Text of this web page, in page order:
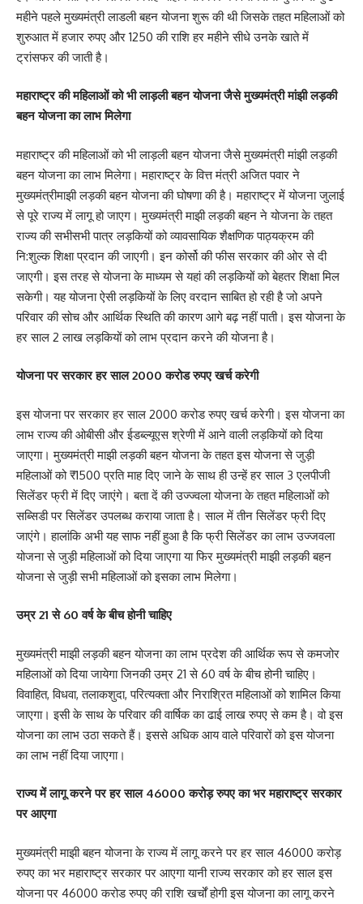
महीने पहले मुख्यमंत्री लाडली बहन योजना शुरू की थी जिसके तहत महिलाओं को
शुरुआत में हजार रुपए और 1250 की राशि हर महीने सीधे उनके खाते में
ट्रांसफर की जाती है।
महाराष्ट्र की महिलाओं को भी लाड़ली बहन योजना जैसे मुख्यमंत्री मांझी लड़की
बहन योजना का लाभ मिलेगा
महाराष्ट्र की महिलाओं को भी लाड़ली बहन योजना जैसे मुख्यमंत्री मांझी लड़की
बहन योजना का लाभ मिलेगा। महाराष्ट्र के वित्त मंत्री अजित पवार ने
मुख्यमंत्रीमाझी लड़की बहन योजना की घोषणा की है। महाराष्ट्र में योजना जुलाई
से पूरे राज्य में लागू हो जाएग। मुख्यमंत्री माझी लड़की बहन ने योजना के तहत
राज्य की सभीसभी पात्र लड़कियों को व्यावसायिक शैक्षणिक पाठ्यक्रम की
नि:शुल्क शिक्षा प्रदान की जाएगी। इन कोर्सो की फीस सरकार की ओर से दी
जाएगी। इस तरह से योजना के माध्यम से यहां की लड़कियों को बेहतर शिक्षा मिल
सकेगी। यह योजना ऐसी लड़कियों के लिए वरदान साबित हो रही है जो अपने
परिवार की सोच और आर्थिक स्थिति की कारण आगे बढ़ नहीं पाती। इस योजना के
हर साल 2 लाख लड़कियों को लाभ प्रदान करने की योजना है।
योजना पर सरकार हर साल 2000 करोड रुपए खर्च करेगी
इस योजना पर सरकार हर साल 2000 करोड रुपए खर्च करेगी। इस योजना का
लाभ राज्य की ओबीसी और ईडब्ल्यूएस श्रेणी में आने वाली लड़कियों को दिया
जाएगा। मुख्यमंत्री माझी लड़की बहन योजना के तहत इस योजना से जुड़ी
महिलाओं को ₹1500 प्रति माह दिए जाने के साथ ही उन्हें हर साल 3 एलपीजी
सिलेंडर फ्री में दिए जाएंगे। बता दें की उज्ज्वला योजना के तहत महिलाओं को
सब्सिडी पर सिलेंडर उपलब्ध कराया जाता है। साल में तीन सिलेंडर फ्री दिए
जाएंगे। हालांकि अभी यह साफ नहीं हुआ है कि फ्री सिलेंडर का लाभ उज्जवला
योजना से जुड़ी महिलाओं को दिया जाएगा या फिर मुख्यमंत्री माझी लड़की बहन
योजना से जुड़ी सभी महिलाओं को इसका लाभ मिलेगा।
उम्र 21 से 60 वर्ष के बीच होनी चाहिए
मुख्यमंत्री माझी लड़की बहन योजना का लाभ प्रदेश की आर्थिक रूप से कमजोर
महिलाओं को दिया जायेगा जिनकी उम्र 21 से 60 वर्ष के बीच होनी चाहिए।
विवाहित, विधवा, तलाकशुदा, परित्यक्ता और निराश्रित महिलाओं को शामिल किया
जाएगा। इसी के साथ के परिवार की वार्षिक का ढाई लाख रुपए से कम है। वो इस
योजना का लाभ उठा सकते हैं। इससे अधिक आय वाले परिवारों को इस योजना
का लाभ नहीं दिया जाएगा।
राज्य में लागू करने पर हर साल 46000 करोड़ रुपए का भर महाराष्ट्र सरकार
पर आएगा
मुख्यमंत्री माझी बहन योजना के राज्य में लागू करने पर हर साल 46000 करोड़
रुपए का भर महाराष्ट्र सरकार पर आएगा यानी राज्य सरकार को हर साल इस
योजना पर 46000 करोड रुपए की राशि खर्चों होगी इस योजना का लागू करने